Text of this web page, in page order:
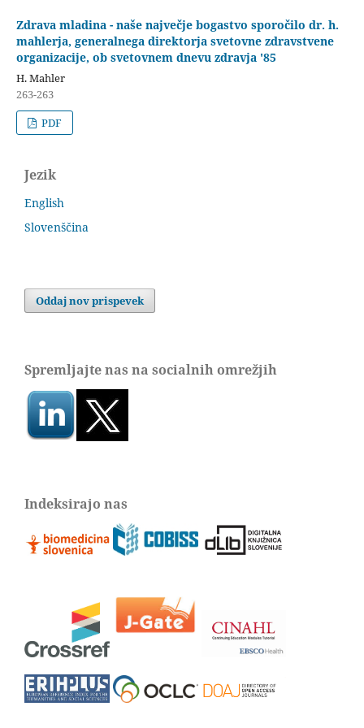
Zdrava mladina - naše največje bogastvo sporočilo dr. h.
mahlerja, generalnega direktorja svetovne zdravstvene
organizacije, ob svetovnem dnevu zdravja '85
H. Mahler
263-263
PDF
Jezik
English
Slovenščina
Oddaj nov prispevek
Spremljajte nas na socialnih omrežjih
Indeksirajo nas